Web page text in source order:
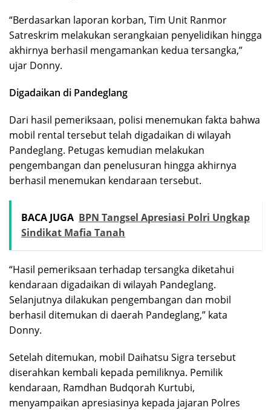
“Berdasarkan laporan korban, Tim Unit Ranmor
Satreskrim melakukan serangkaian penyelidikan hingga
akhirnya berhasil mengamankan kedua tersangka,”
ujar Donny.
Digadaikan di Pandeglang
Dari hasil pemeriksaan, polisi menemukan fakta bahwa
mobil rental tersebut telah digadaikan di wilayah
Pandeglang. Petugas kemudian melakukan
pengembangan dan penelusuran hingga akhirnya
berhasil menemukan kendaraan tersebut.
BACA JUGA BPN Tangsel Apresiasi Polri Ungkap
Sindikat Mafia Tanah
“Hasil pemeriksaan terhadap tersangka diketahui
kendaraan digadaikan di wilayah Pandeglang.
Selanjutnya dilakukan pengembangan dan mobil
berhasil ditemukan di daerah Pandeglang,” kata
Donny.
Setelah ditemukan, mobil Daihatsu Sigra tersebut
diserahkan kembali kepada pemiliknya. Pemilik
kendaraan, Ramdhan Budqorah Kurtubi,
menyampaikan apresiasinya kepada jajaran Polres